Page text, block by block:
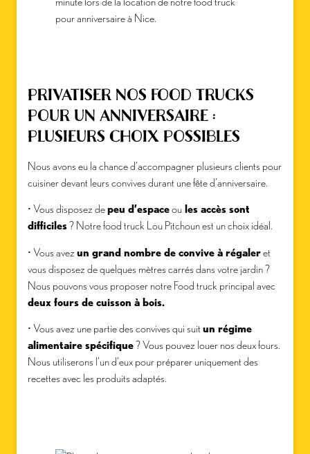
PRIVATISER NOS FOOD TRUCKS
POUR UN ANNIVERSAIRE :
PLUSIEURS CHOIX POSSIBLES
Nous avons eu la chance d’accompagner plusieurs clients pour
cuisiner devant leurs convives durant une fête d’anniversaire.
• Vous disposez depeu d’espaceou les accès sont
difficiles? Notre food truck Lou Pitchoun est un choix idéal.
• Vous avez un grand nombre de convive à régaleret
vous disposez de quelques mètres carrés dans votre jardin ?
Nous pouvons vous proposer notre Food truck principal avec
deux fours de cuisson à bois.
• Vous avez une partie des convives qui suit un régime
alimentaire spécifique? Vous pouvez louer nos deux fours.
Nous utiliserons l’un d’eux pour préparer uniquement des
recettes avec les produits adaptés.